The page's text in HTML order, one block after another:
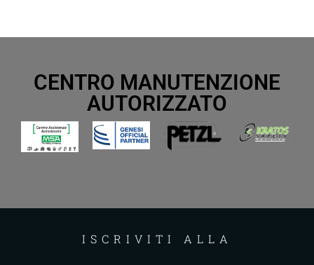
CENTRO MANUTENZIONE
AUTORIZZATO
ISCRIVITI ALLA